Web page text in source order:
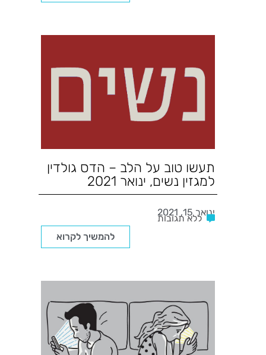
תעשו טוב על הלב – הדס גולדין
למגזין נשים, ינואר 2021
ינואר 15, 2021
ללא תגובות
להמשיך לקרוא